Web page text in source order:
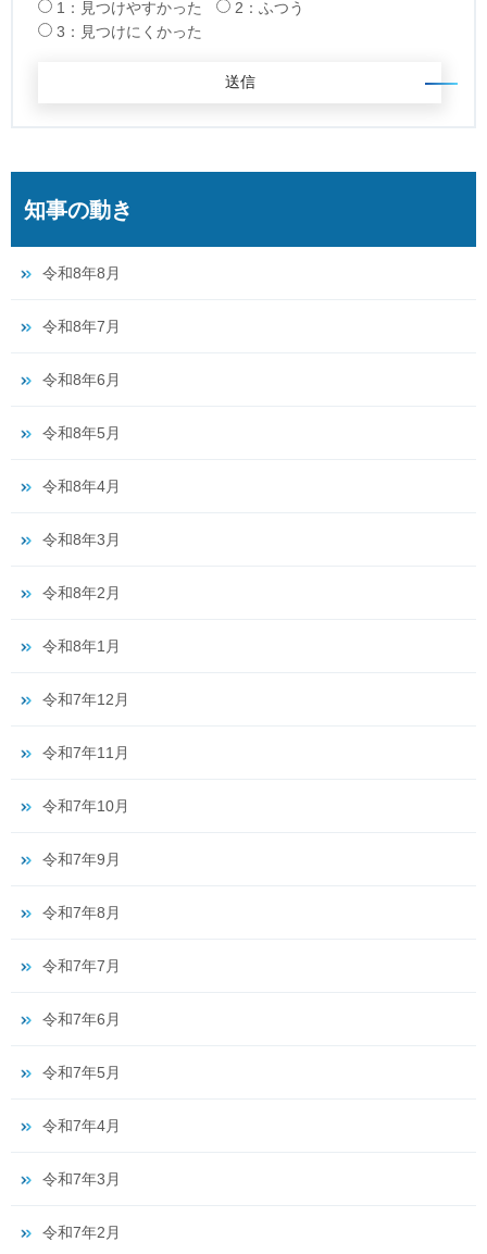
1：見つけやすかった
2：ふつう
3：見つけにくかった
知事の動き
令和8年8月
令和8年7月
令和8年6月
令和8年5月
令和8年4月
令和8年3月
令和8年2月
令和8年1月
令和7年12月
令和7年11月
令和7年10月
令和7年9月
令和7年8月
令和7年7月
令和7年6月
令和7年5月
令和7年4月
令和7年3月
令和7年2月